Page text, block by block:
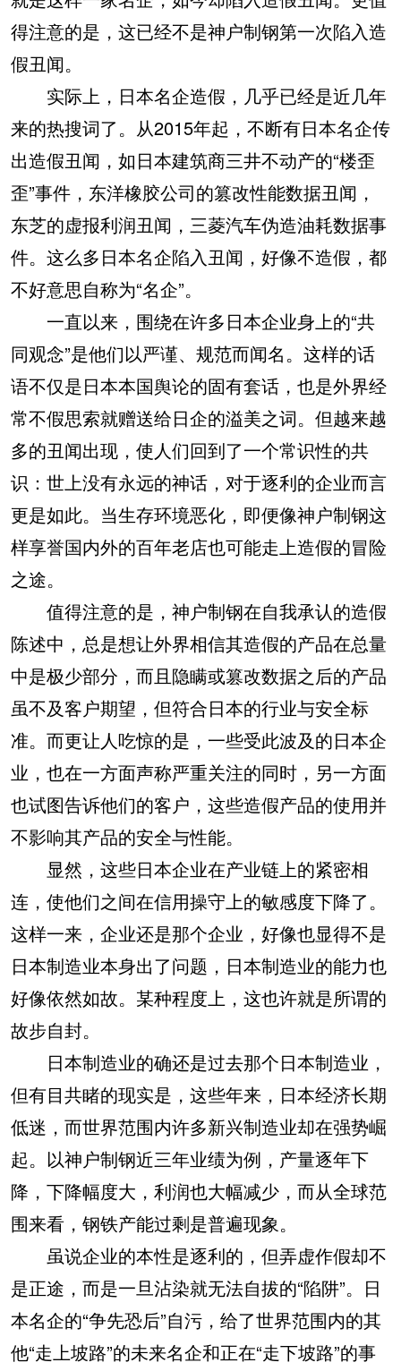
得注意的是，这已经不是神户制钢第一次陷入造
假丑闻。
实际上，日本名企造假，几乎已经是近几年
来的热搜词了。从2015年起，不断有日本名企传
出造假丑闻，如日本建筑商三井不动产的“楼歪
歪”事件，东洋橡胶公司的篡改性能数据丑闻，
东芝的虚报利润丑闻，三菱汽车伪造油耗数据事
件。这么多日本名企陷入丑闻，好像不造假，都
不好意思自称为“名企”。
一直以来，围绕在许多日本企业身上的“共
同观念”是他们以严谨、规范而闻名。这样的话
语不仅是日本本国舆论的固有套话，也是外界经
常不假思索就赠送给日企的溢美之词。但越来越
多的丑闻出现，使人们回到了一个常识性的共
识：世上没有永远的神话，对于逐利的企业而言
更是如此。当生存环境恶化，即便像神户制钢这
样享誉国内外的百年老店也可能走上造假的冒险
之途。
值得注意的是，神户制钢在自我承认的造假
陈述中，总是想让外界相信其造假的产品在总量
中是极少部分，而且隐瞒或篡改数据之后的产品
虽不及客户期望，但符合日本的行业与安全标
准。而更让人吃惊的是，一些受此波及的日本企
业，也在一方面声称严重关注的同时，另一方面
也试图告诉他们的客户，这些造假产品的使用并
不影响其产品的安全与性能。
显然，这些日本企业在产业链上的紧密相
连，使他们之间在信用操守上的敏感度下降了。
这样一来，企业还是那个企业，好像也显得不是
日本制造业本身出了问题，日本制造业的能力也
好像依然如故。某种程度上，这也许就是所谓的
故步自封。
日本制造业的确还是过去那个日本制造业，
但有目共睹的现实是，这些年来，日本经济长期
低迷，而世界范围内许多新兴制造业却在强势崛
起。以神户制钢近三年业绩为例，产量逐年下
降，下降幅度大，利润也大幅减少，而从全球范
围来看，钢铁产能过剩是普遍现象。
虽说企业的本性是逐利的，但弄虚作假却不
是正途，而是一旦沾染就无法自拔的“陷阱”。日
本名企的“争先恐后”自污，给了世界范围内的其
他“走上坡路”的未来名企和正在“走下坡路”的事